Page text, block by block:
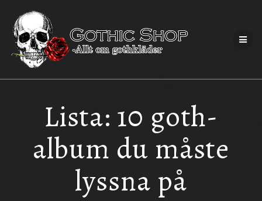
Lista: 10 goth-
album du måste
lyssna på